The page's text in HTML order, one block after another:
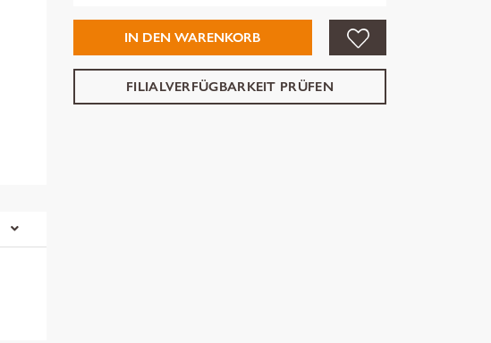
IN DEN WARENKORB
FILIALVERFÜGBARKEIT PRÜFEN